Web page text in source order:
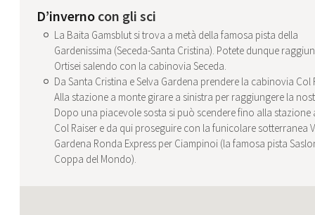
D’inverno con gli sci
La Baita Gamsblut si trova a metà della famosa pista della
Gardenissima (Seceda-Santa Cristina). Potete dunque
Ortisei salendo con la cabinovia Seceda.
Da Santa Cristina e Selva Gardena prendere la cabinovia Col
Alla stazione a monte girare a sinistra per raggiungere la
Dopo una piacevole sosta si può scendere fino alla stazione
Col Raiser e da qui proseguire con la funicolare sotterranea
Gardena Ronda Express per Ciampinoi (la famosa pista
Coppa del Mondo).